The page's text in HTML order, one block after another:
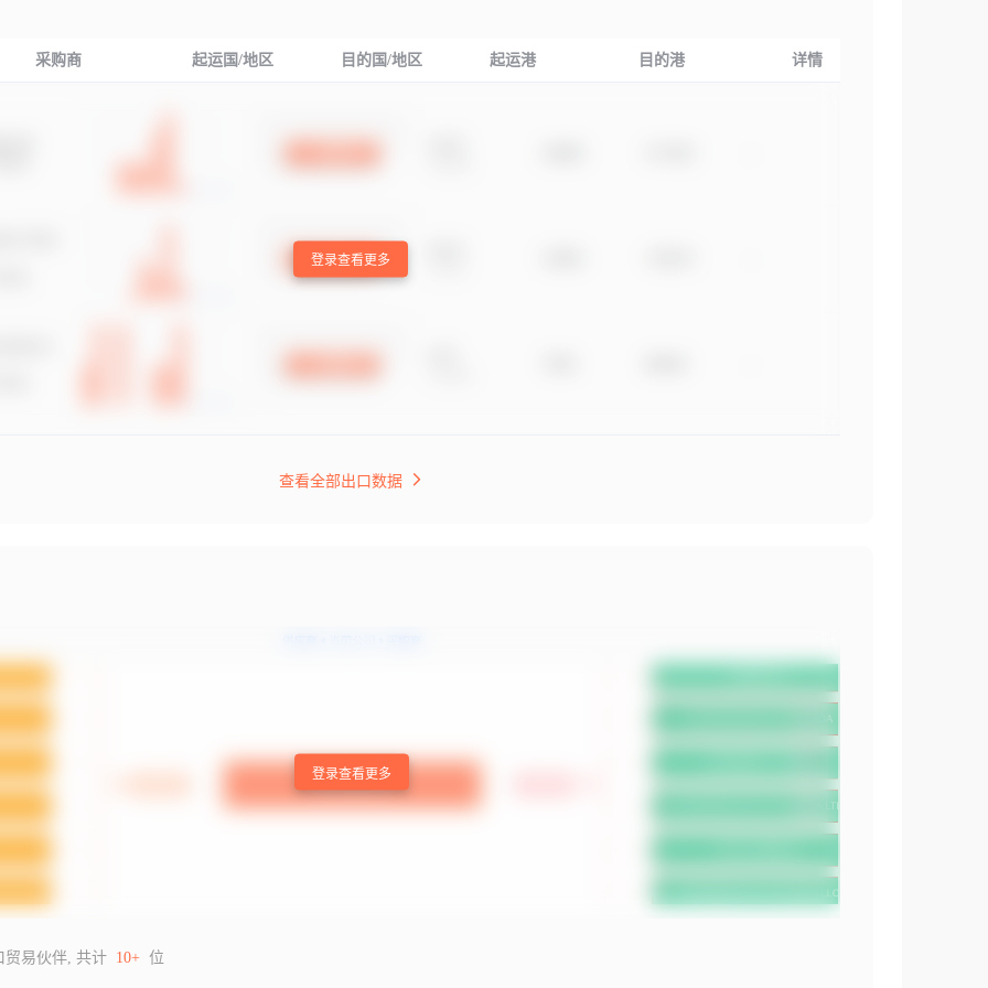
采购商 起运国/地区 目的国/地区 起运港 目的港 详情
登录查看更多
查看全部出口数据
登录查看更多
贸易伙伴, 共计 10+ 位